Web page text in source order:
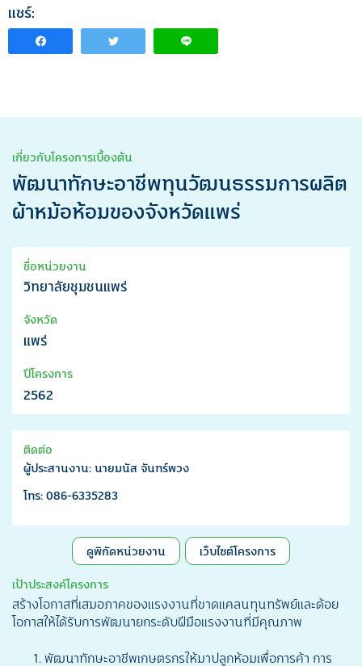
แชร์:
เกี่ยวกับโครงการเบื้องต้น
พัฒนาทักษะอาชีพทุนวัฒนธรรมการผลิต
ผ้าหม้อห้อมของจังหวัดแพร่
ชื่อหน่วยงาน
วิทยาลัยชุมชนแพร่
จังหวัด
แพร่
ปีโครงการ
2562
ติดต่อ
ผู้ประสานงาน: นายมนัส จันทร์พวง
โทร: 086-6335283
ดูพิกัดหน่วยงาน
เว็บไซต์โครงการ
เป้าประสงค์โครงการ
สร้างโอกาสที่เสมอภาคของแรงงานที่ขาดแคลนทุนทรัพย์และด้อย
โอกาสให้ได้รับการพัฒนายกระดับฝีมือแรงงานที่มีคุณภาพ
พัฒนาทักษะอาชีพเกษตรกรให้มาปลูกห้อมเพื่อการค้า การ